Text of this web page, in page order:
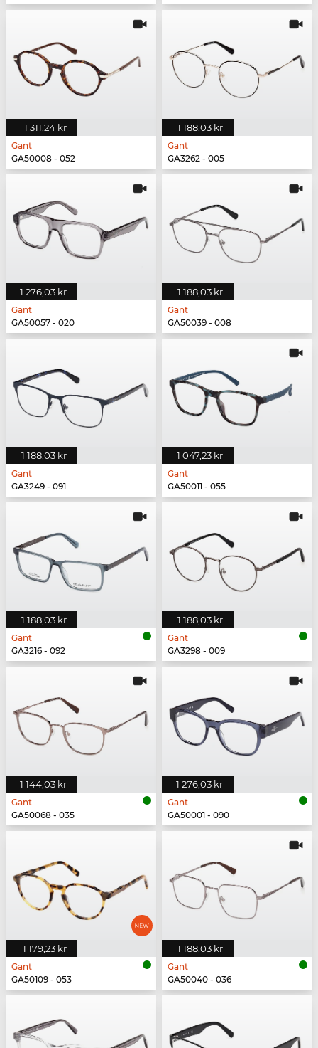
1 311,24 kr
Gant
GA50008 - 052
1 188,03 kr
Gant
GA3262 - 005
1 276,03 kr
Gant
GA50057 - 020
1 188,03 kr
Gant
GA50039 - 008
1 188,03 kr
Gant
GA3249 - 091
1 047,23 kr
Gant
GA50011 - 055
1 188,03 kr
Gant
GA3216 - 092
1 188,03 kr
Gant
GA3298 - 009
1 144,03 kr
Gant
GA50068 - 035
1 276,03 kr
Gant
GA50001 - 090
1 179,23 kr
Gant
GA50109 - 053
1 188,03 kr
Gant
GA50040 - 036